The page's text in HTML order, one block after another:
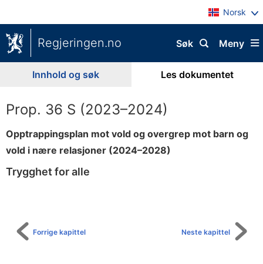
Norsk
Regjeringen.no Meny
Søk
Innhold og søk Les dokumentet
Prop. 36 S (2023–2024)
Opptrappingsplan mot vold og overgrep mot barn og
vold i nære relasjoner (2024–2028)
Trygghet for alle
Neste kapittel
Forrige kapittel